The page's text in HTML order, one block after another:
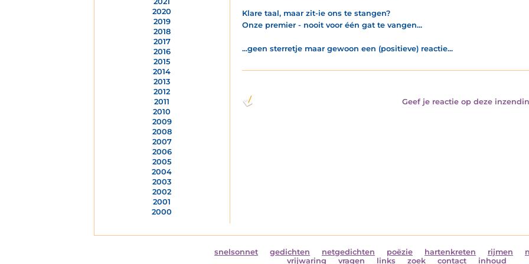
2020
2019
2018
2017
2016
2015
2014
2013
2012
2011
2010
2009
2008
2007
2006
2005
2004
2003
2002
2001
2000
Klare taal, maar zit-ie ons te stangen?
Onze premier - nooit voor één gat te vangen...
...geen sterretje maar gewoon een (positieve) reactie...
Geef je reactie op deze
snelsonnet gedichten netgedichten poëzie hartenkreten rijmen
vrijwaring
vragen links zoek contact inhoud